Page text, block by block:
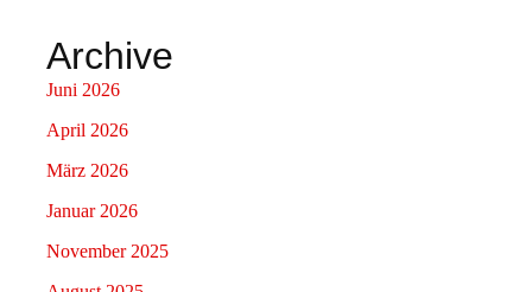
Archive
Juni 2026
April 2026
März 2026
Januar 2026
November 2025